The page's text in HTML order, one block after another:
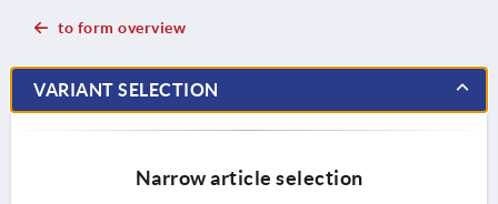
to form overview
VARIANT SELECTION
Narrow article selection